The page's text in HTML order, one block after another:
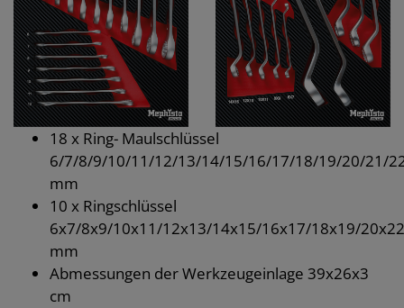
18 x Ring- Maulschlüssel
6/7/8/9/10/11/12/13/14/15/16/17/18/19/20/21/
mm
10 x Ringschlüssel
6x7/8x9/10x11/12x13/14x15/16x17/18x19/
mm
Abmessungen der Werkzeugeinlage 39x26x3
cm